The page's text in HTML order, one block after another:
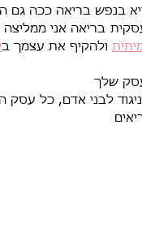
ולהקיף את עצמך ב
שלך
לבני אדם, כל עסק